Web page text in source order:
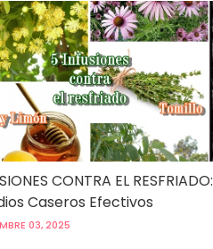
CONTRA EL RESFRIADO:
Caseros Efectivos
03, 2025